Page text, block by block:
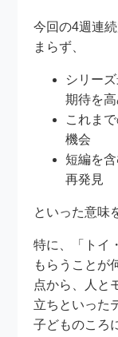
今回の4週連
まらず、
シリー
期待を
これま
機会
短編を
再発見
といった意味
特に、「トイ
もらうことが
点から、人と
立ちといった
子どものころ